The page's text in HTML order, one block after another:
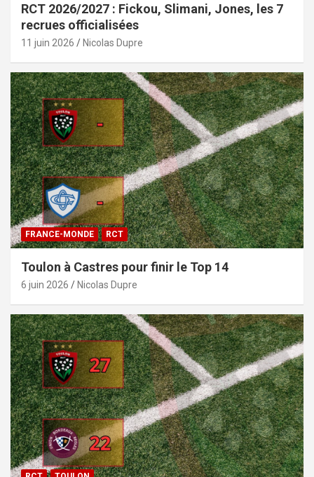
RCT 2026/2027 : Fickou, Slimani, Jones, les 7
recrues officialisées
11 juin 2026 Nicolas Dupre
FRANCE-MONDE RCT
Toulon à Castres pour finir le Top 14
6 juin 2026 Nicolas Dupre